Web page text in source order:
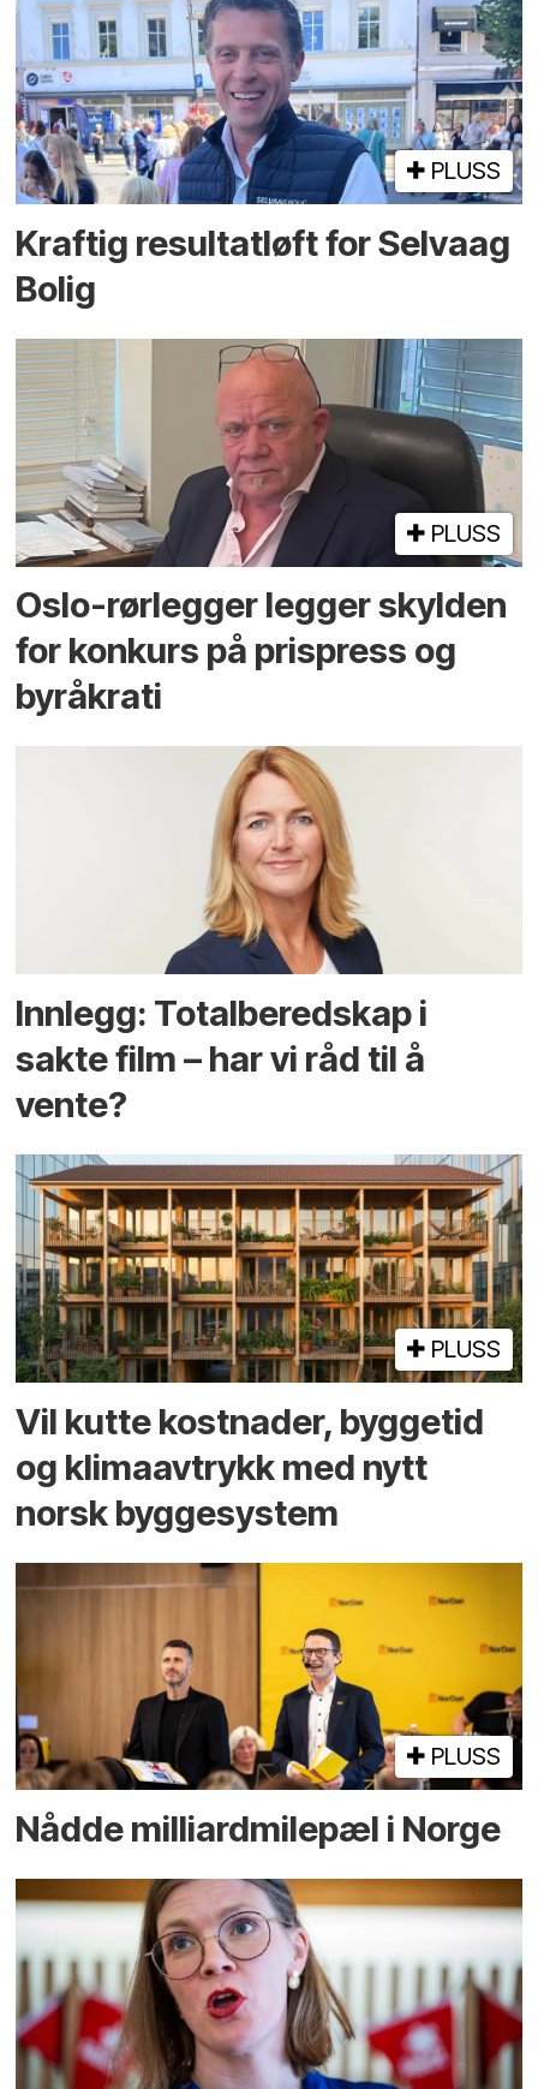
PLUSS
Kraftig resultatløft for Selvaag
Bolig
PLUSS
Oslo-rørlegger legger skylden
for konkurs på prispress og
byråkrati
Innlegg: Totalberedskap i
sakte film – har vi råd til å
vente?
PLUSS
Vil kutte kostnader, byggetid
og klima­avtrykk med nytt
norsk bygge­system
PLUSS
Nådde milliard­­milepæl i Norge